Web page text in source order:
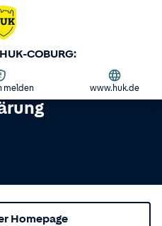
COBURG:
melden www.huk.de
Homepage